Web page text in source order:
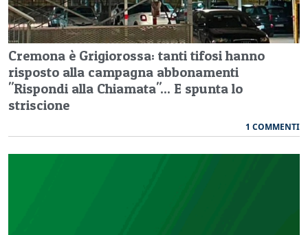
Cremona è Grigiorossa: tanti tifosi hanno
risposto alla campagna abbonamenti
"Rispondi alla Chiamata"... E spunta lo
striscione
1 COMMENTI